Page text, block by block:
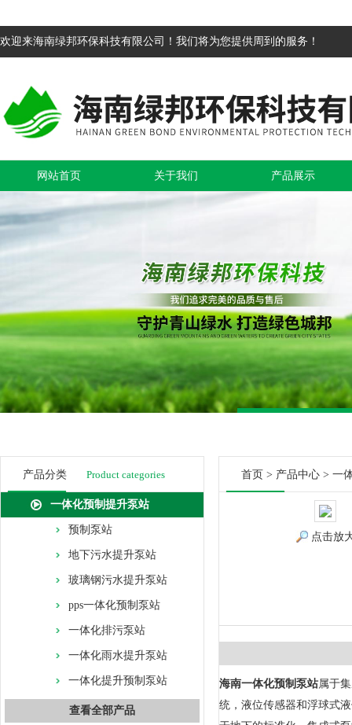
欢迎来海南绿邦环保科技有限公司！我们将为您提供周到的服务！
网站首页 关于我们 产品展示
产品分类 Product categories
一体化预制提升泵站
预制泵站
地下污水提升泵站
玻璃钢污水提升泵站
pps一体化预制泵站
一体化排污泵站
一体化雨水提升泵站
一体化提升预制泵站
查看全部产品
首页 > 产品中心 > 一
点击放
海南一体化预制泵站属于
统，液位传感器和浮球式